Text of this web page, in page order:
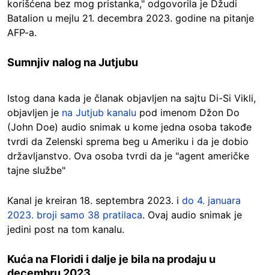
korišćena bez mog pristanka," odgovorila je Džudi
Batalion u mejlu 21. decembra 2023. godine na pitanje
AFP-a.
Sumnjiv nalog na Jutjubu
Istog dana kada je članak objavljen na sajtu Di-Si Vikli,
objavljen je na Jutjub kanalu pod imenom Džon Do
(John Doe) audio snimak u kome jedna osoba takođe
tvrdi da Zelenski sprema beg u Ameriku i da je dobio
državljanstvo. Ova osoba tvrdi da je "agent američke
tajne službe"
Kanal je kreiran 18. septembra 2023. i do 4. januara
2023. broji samo 38 pratilaca. Ovaj audio snimak je
jedini post na tom kanalu.
Kuća na Floridi i dalje je bila na prodaju u